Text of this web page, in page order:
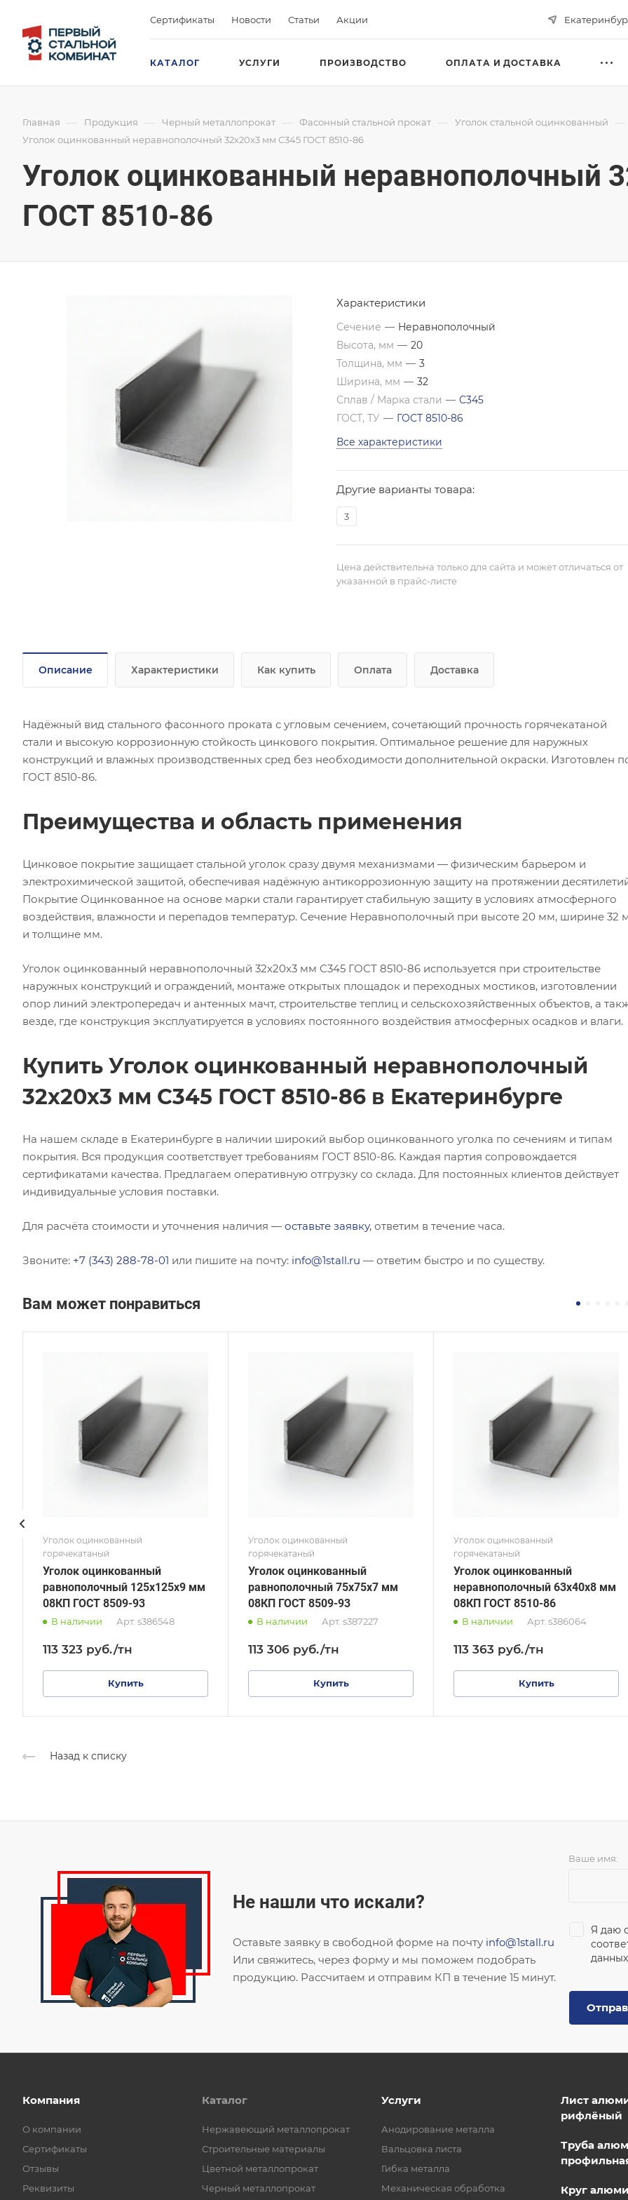
Сертификаты Новости Статьи Акции
КАТАЛОГ УСЛУГИ ПРОИЗВОДСТВО ОПЛАТА И ДОСТАВКА
Главная — Продукция — Черный металлопрокат — Фасонный стальной прокат — Уголок стальной оцинкованный —
Уголок оцинкованный неравнополочный 32х20х3 мм С345 ГОСТ 8510-86
Уголок оцинкованный неравнополочный
ГОСТ 8510-86
Характеристики
Сечение — Неравнополочный
Высота, мм — 20
Толщина, мм — 3
Ширина, мм — 32
Сплав / Марка стали — С345
ГОСТ, ТУ — ГОСТ 8510-86
Все характеристики
Другие варианты товара:
3
Цена действительна только для сайта и может отличаться от
указанной в прайс-листе
Описание Характеристики Как купить Оплата Доставка
Надёжный вид стального фасонного проката с угловым сечением, сочетающий прочность горячекатаной
стали и высокую коррозионную стойкость цинкового покрытия. Оптимальное решение для наружных
конструкций и влажных производственных сред без необходимости дополнительной окраски. Изготовлен
ГОСТ 8510-86.
Преимущества и область применения
Цинковое покрытие защищает стальной уголок сразу двумя механизмами — физическим барьером и
электрохимической защитой, обеспечивая надёжную антикоррозионную защиту на протяжении
Покрытие Оцинкованное на основе марки стали гарантирует стабильную защиту в условиях атмосферного
воздействия, влажности и перепадов температур. Сечение Неравнополочный при высоте 20 мм, ширине 32
и толщине мм.
Уголок оцинкованный неравнополочный 32х20х3 мм С345 ГОСТ 8510-86 используется при строительстве
наружных конструкций и ограждений, монтаже открытых площадок и переходных мостиков, изготовлении
опор линий электропередач и антенных мачт, строительстве теплиц и сельскохозяйственных объектов, а
везде, где конструкция эксплуатируется в условиях постоянного воздействия атмосферных осадков и влаги.
Купить Уголок оцинкованный неравнополочный
32х20х3 мм С345 ГОСТ 8510-86 в Екатеринбурге
На нашем складе в Екатеринбурге в наличии широкий выбор оцинкованного уголка по сечениям и типам
покрытия. Вся продукция соответствует требованиям ГОСТ 8510-86. Каждая партия сопровождается
сертификатами качества. Предлагаем оперативную отгрузку со склада. Для постоянных клиентов действует
индивидуальные условия поставки.
Для расчёта стоимости и уточнения наличия — оставьте заявку, ответим в течение часа.
Звоните: +7 (343) 288-78-01 или пишите на почту: info@1stall.ru — ответим быстро и по существу.
Вам может понравиться
Уголок оцинкованный
горячекатаный
Уголок оцинкованный
равнополочный 125х125х9 мм
08КП ГОСТ 8509-93
В наличии Арт. s386548
113 323 руб./тн
Купить
Равнополочный
Высота, мм
75
Толщина, мм
Сплав / Марка стали
Оцинкованное
Уголок оцинкованный
горячекатаный
Уголок оцинкованный
равнополочный 75х75х7 мм
08КП ГОСТ 8509-93
В наличии Арт. s387227
113 306 руб./тн
Купить
Неравнополочный
Высота, мм
40
Толщина, мм
Сплав / Марка стали
Оцинкованное
Уголок оцинкованный
горячекатаный
Уголок оцинкованный
неравнополочный 63х40х8 мм
08КП ГОСТ 8510-86
В наличии Арт. s386064
113 363 руб./тн
Купить
Неравнополочный
Высота, мм
25
Толщина, мм
Сплав / Марка стали
Оцинкованное
Назад к списку
Не нашли что искали?
Оставьте заявку в свободной форме на почту info@1stall.ru
Или свяжитесь, через форму и мы поможем подобрать
продукцию. Рассчитаем и отправим КП в течение 15 минут.
Ваше имя:
Я даю
данных
Компания
О компании
Сертификаты
Отзывы
Реквизиты
Каталог
Нержавеющий металлопрокат
Строительные материалы
Цветной металлопрокат
Черный металлопрокат
Услуги
Анодирование металла
Вальцовка листа
Гибка металла
Механическая обработка
Лист
рифлёный
Труба
Круг